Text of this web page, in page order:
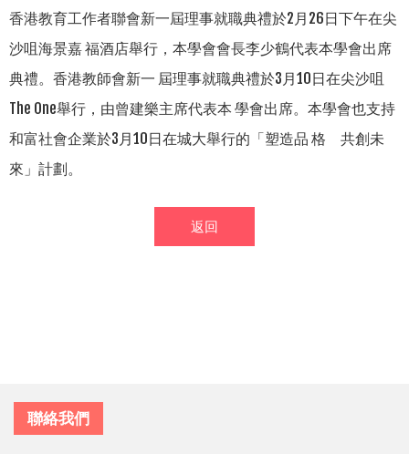
香港教育工作者聯會新一屆理事就職典禮於2月26日下午在尖
沙咀海景嘉 福酒店舉行，本學會會長李少鶴代表本學會出席
典禮。香港教師會新一 屆理事就職典禮於3月10日在尖沙咀
The One舉行，由曾建樂主席代表本 學會出席。本學會也支持
和富社會企業於3月10日在城大舉行的「塑造品 格 共創未
來」計劃。
返回
聯絡我們